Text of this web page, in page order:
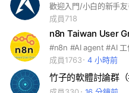
成員718
n8n Taiwan User
成員1763
4 小時前
竹子的軟體討論群（